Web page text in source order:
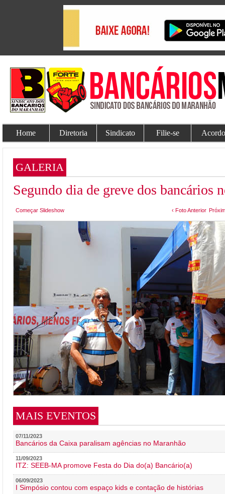
Home Diretoria Sindicato Filie-se
GALERIA
Segundo dia de greve dos bancários
Começar Slideshow ‹ Foto Anterior
MAIS EVENTOS
07/11/2023
Bancários da Caixa paralisam agências no Maranhão
11/09/2023
ITZ: SEEB-MA promove Festa do Dia do(a) Bancário(a)
06/09/2023
I Simpósio contou com espaço kids e contação de histórias